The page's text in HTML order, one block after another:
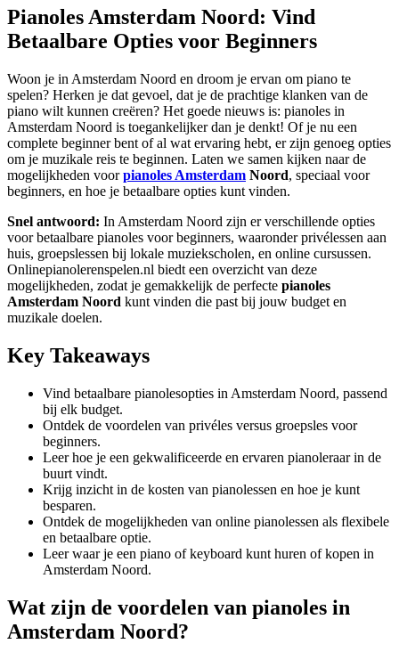
Pianoles Amsterdam Noord: Vind
Betaalbare Opties voor Beginners
Woon je in Amsterdam Noord en droom je ervan om piano te
spelen? Herken je dat gevoel, dat je de prachtige klanken van de
piano wilt kunnen creëren? Het goede nieuws is: pianoles in
Amsterdam Noord is toegankelijker dan je denkt! Of je nu een
complete beginner bent of al wat ervaring hebt, er zijn genoeg opties
om je muzikale reis te beginnen. Laten we samen kijken naar de
mogelijkheden voorpianoles Amsterdam Noord, speciaal voor
beginners, en hoe je betaalbare opties kunt vinden.
Snel antwoord: In Amsterdam Noord zijn er verschillende opties
voor betaalbare pianoles voor beginners, waaronder privélessen aan
huis, groepslessen bij lokale muziekscholen, en online cursussen.
Onlinepianolerenspelen.nl biedt een overzicht van deze
mogelijkheden, zodat je gemakkelijk de perfecte pianoles
Amsterdam Noord kunt vinden die past bij jouw budget en
muzikale doelen.
Key Takeaways
Vind betaalbare pianolesopties in Amsterdam Noord, passend
bij elk budget.
Ontdek de voordelen van privéles versus groepsles voor
beginners.
Leer hoe je een gekwalificeerde en ervaren pianoleraar in de
buurt vindt.
Krijg inzicht in de kosten van pianolessen en hoe je kunt
besparen.
Ontdek de mogelijkheden van online pianolessen als flexibele
en betaalbare optie.
Leer waar je een piano of keyboard kunt huren of kopen in
Amsterdam Noord.
Wat zijn de voordelen van pianoles in
Amsterdam Noord?